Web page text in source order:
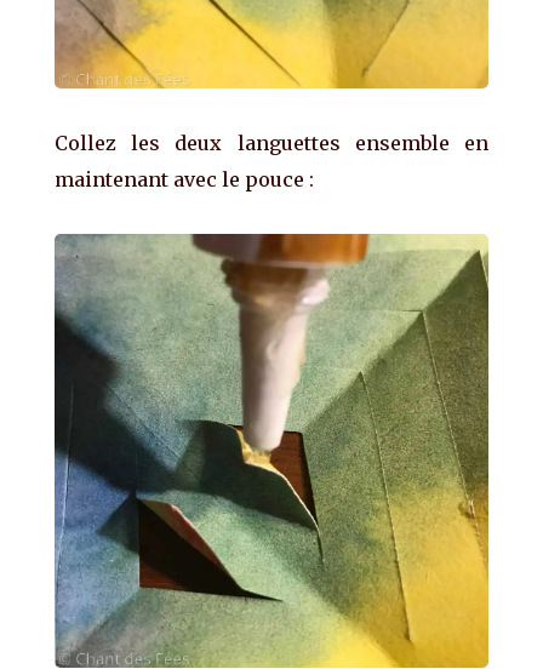
Collez les deux languettes ensemble en
maintenant avec le pouce :